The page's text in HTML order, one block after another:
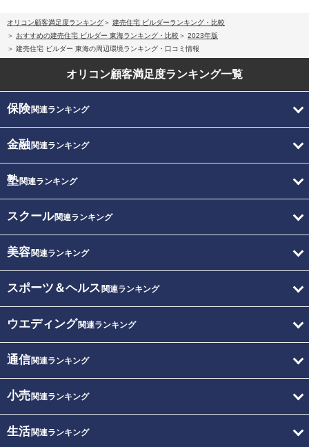
オリコン顧客満足度ランキング
建売住宅 ビルダーランキング・比較
おすすめの建売住宅 ビルダー 東海ランキング・比較
2023年版
建売住宅 ビルダー 東海の周辺環境ランキング・口コミ情報
オリコン顧客満足度ランキング一覧
保険関連ランキング
金融関連ランキング
塾関連ランキング
スクール関連ランキング
美容関連ランキング
スポーツ＆ヘルス 関連ランキング
ウエディング関連ランキング
通信関連ランキング
小売関連ランキング
生活関連ランキング